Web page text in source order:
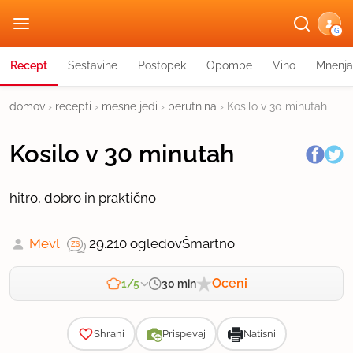
G
Recept Sestavine Postopek Opombe Vino Mnenja
domov › recepti › mesne jedi › perutnina › Kosilo v 30 minutah
Kosilo v 30 minutah
hitro, dobro in praktično
Mevl 29.210 ogledovŠmartno
1/5 30 min Oceni
Shrani Prispevaj Natisni